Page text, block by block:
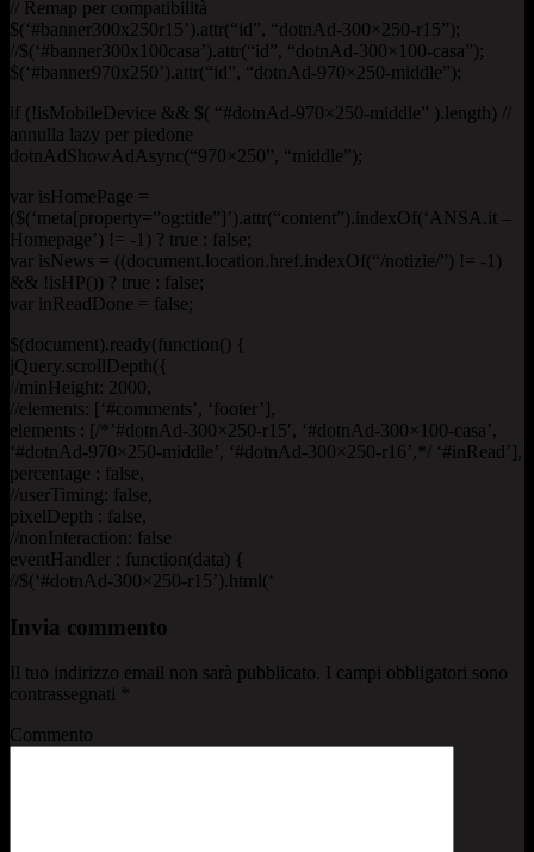
// Remap per compatibilità
$(‘#banner300x250r15’).attr(“id”, “dotnAd-300×250-r15”);
//$(‘#banner300x100casa’).attr(“id”, “dotnAd-300×100-casa”);
$(‘#banner970x250’).attr(“id”, “dotnAd-970×250-middle”);
if (!isMobileDevice && $( “#dotnAd-970×250-middle” ).length) //
annulla lazy per piedone
dotnAdShowAdAsync(“970×250”, “middle”);
var isHomePage =
($(‘meta[property=”og:title”]’).attr(“content”).indexOf(‘ANSA.it –
Homepage’) != -1) ? true : false;
var isNews = ((document.location.href.indexOf(“/notizie/”) != -1)
&& !isHP()) ? true : false;
var inReadDone = false;
$(document).ready(function() {
jQuery.scrollDepth({
//minHeight: 2000,
//elements: [‘#comments’, ‘footer’],
elements : [/*’#dotnAd-300×250-r15′, ‘#dotnAd-300×100-casa’,
‘#dotnAd-970×250-middle’, ‘#dotnAd-300×250-r16’,*/ ‘#inRead’],
percentage : false,
//userTiming: false,
pixelDepth : false,
//nonInteraction: false
eventHandler : function(data) {
//$(‘#dotnAd-300×250-r15’).html(‘
Invia commento
Il tuo indirizzo email non sarà pubblicato.
I campi obbligatori sono
contrassegnati
Commento